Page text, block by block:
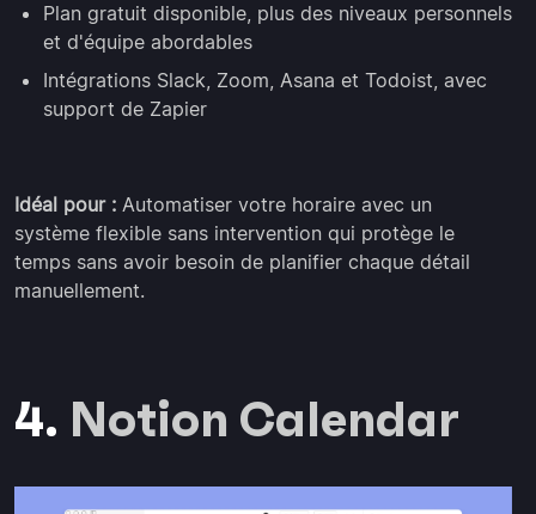
Plan gratuit disponible, plus des niveaux personnels
et d'équipe abordables
Intégrations Slack, Zoom, Asana et Todoist, avec
support de Zapier
Idéal pour : Automatiser votre horaire avec un
système flexible sans intervention qui protège le
temps sans avoir besoin de planifier chaque détail
manuellement.
4. Notion Calendar